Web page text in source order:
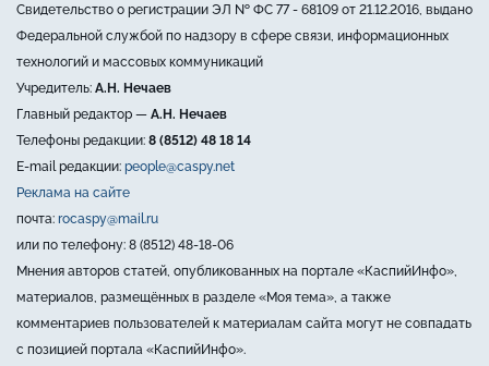
Свидетельство о регистрации ЭЛ № ФС 77 - 68109 от 21.12.2016, выдано
Федеральной службой по надзору в сфере связи, информационных
технологий и массовых коммуникаций
Учредитель: А.Н. Нечаев
Главный редактор — А.Н. Нечаев
Телефоны редакции: 8 (8512) 48 18 14
E-mail редакции: people@caspy.net
Реклама на сайте
почта: rocaspy@mail.ru
или по телефону: 8 (8512) 48-18-06
Мнения авторов статей, опубликованных на портале «КаспийИнфо»,
материалов, размещённых в разделе «Моя тема», а также
комментариев пользователей к материалам сайта могут не совпадать
с позицией портала «КаспийИнфо».